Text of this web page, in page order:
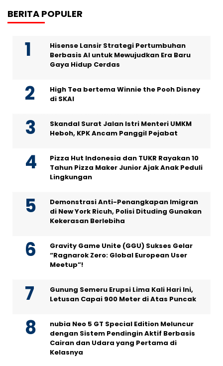
BERITA POPULER
Hisense Lansir Strategi Pertumbuhan
Berbasis AI untuk Mewujudkan Era Baru
Gaya Hidup Cerdas
High Tea bertema Winnie the Pooh Disney
di SKAI
Skandal Surat Jalan Istri Menteri UMKM
Heboh, KPK Ancam Panggil Pejabat
Pizza Hut Indonesia dan TUKR Rayakan 10
Tahun Pizza Maker Junior Ajak Anak Peduli
Lingkungan
Demonstrasi Anti-Penangkapan Imigran
di New York Ricuh, Polisi Dituding Gunakan
Kekerasan Berlebiha
Gravity Game Unite (GGU) Sukses Gelar
“Ragnarok Zero: Global European User
Meetup”!
Gunung Semeru Erupsi Lima Kali Hari Ini,
Letusan Capai 900 Meter di Atas Puncak
nubia Neo 5 GT Special Edition Meluncur
dengan Sistem Pendingin Aktif Berbasis
Cairan dan Udara yang Pertama di
Kelasnya